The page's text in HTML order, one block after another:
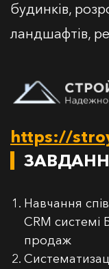
будинків,
ландшафтів,
https://
Навчання
CRM системі
продаж